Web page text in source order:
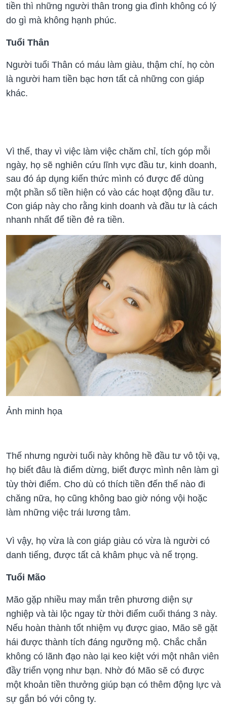
tiền thì những người thân trong gia đình không có lý
do gì mà không hạnh phúc.
Tuổi Thân
Người tuổi Thân có máu làm giàu, thậm chí, họ còn
là người ham tiền bạc hơn tất cả những con giáp
khác.
Vì thế, thay vì việc làm việc chăm chỉ, tích góp mỗi
ngày, họ sẽ nghiên cứu lĩnh vực đầu tư, kinh doanh,
sau đó áp dụng kiến thức mình có được để dùng
một phần số tiền hiện có vào các hoạt động đầu tư.
Con giáp này cho rằng kinh doanh và đầu tư là cách
nhanh nhất để tiền đẻ ra tiền.
Ảnh minh họa
Thế nhưng người tuổi này không hề đầu tư vô tội vạ,
họ biết đâu là điểm dừng, biết được mình nên làm gì
tùy thời điểm. Cho dù có thích tiền đến thế nào đi
chăng nữa, họ cũng không bao giờ nóng vội hoặc
làm những việc trái lương tâm.
Vì vậy, họ vừa là con giáp giàu có vừa là người có
danh tiếng, được tất cả khâm phục và nể trọng.
Tuổi Mão
Mão gặp nhiều may mắn trên phương diện sự
nghiệp và tài lộc ngay từ thời điểm cuối tháng 3 này.
Nếu hoàn thành tốt nhiệm vụ được giao, Mão sẽ gặt
hái được thành tích đáng ngưỡng mộ. Chắc chắn
không có lãnh đạo nào lại keo kiệt với một nhân viên
đầy triển vọng như bạn. Nhờ đó Mão sẽ có được
một khoản tiền thưởng giúp bạn có thêm động lực và
sự gắn bó với công ty.